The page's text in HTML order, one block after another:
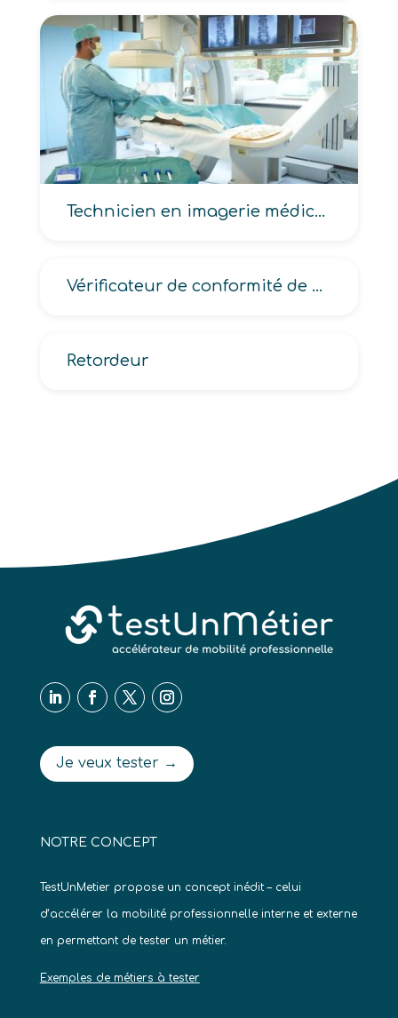
Technicien en imagerie médicale, en imagerie médicale et radiologie thérapeutique
Vérificateur de conformité de sécurité industrielle, des installations électriques, des installations électriques d’avion
Retordeur
Je veux tester →
NOTRE CONCEPT
TestUnMetier propose un concept inédit – celui
d’accélérer la mobilité professionnelle interne et externe
en permettant de tester un métier.
Exemples de métiers à tester